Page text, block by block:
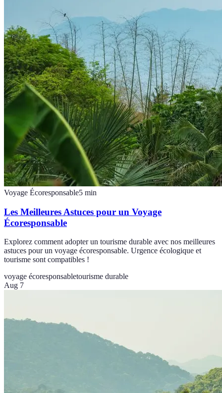
Voyage Écoresponsable5 min
Les Meilleures Astuces pour un Voyage
Écoresponsable
Explorez comment adopter un tourisme durable avec nos meilleures
astuces pour un voyage écoresponsable. Urgence écologique et
tourisme sont compatibles !
voyage écoresponsabletourisme durable
Aug 7